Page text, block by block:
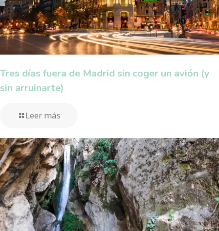
Tres días fuera de Madrid sin coger un avión (y
sin arruinarte)
Leer más